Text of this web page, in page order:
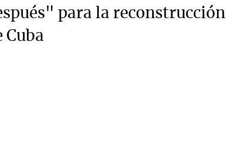
para la reconstrucción
Cuba